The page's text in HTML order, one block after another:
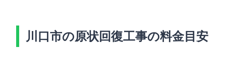
川口市の原状回復工事の料金目安